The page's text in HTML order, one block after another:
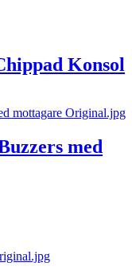
Konsol
med